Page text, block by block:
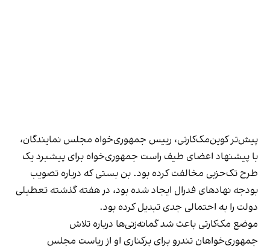
پیش‌تر کوین‌مک‌کارتی، رییس جمهوری‌خواه مجلس نمایندگان،
با پیشنهاد اعضای طیف راست جمهوری‌خواه برای پیشبرد یک
طرح تک‌حزبی مخالفت کرده بود. بن بستی که درباره تصویب
بودجه نهادهای فدرال ایجاد شده بود، در هفته گذشته تعطیلی
دولت را به احتمالی جدی تبدیل کرده بود.
موضع مک‌کارتی باعث شد گمانه‌زنی‌ها درباره تلاش
جمهوری‌خواهان تندرو برای برکناری او از ریاست مجلس